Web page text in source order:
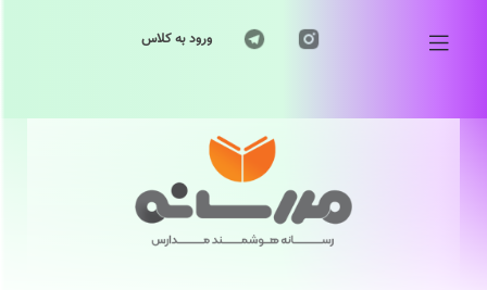
ورود به کلاس